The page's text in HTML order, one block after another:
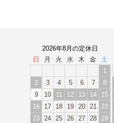
2026年8月の定休日
日
月 火 水 木 金
土
1
2
3 4 5 6 7
8
9
10 11 12 13 14
15
16
17 18 19 20 21
22
23
24 25 26 27 28
29